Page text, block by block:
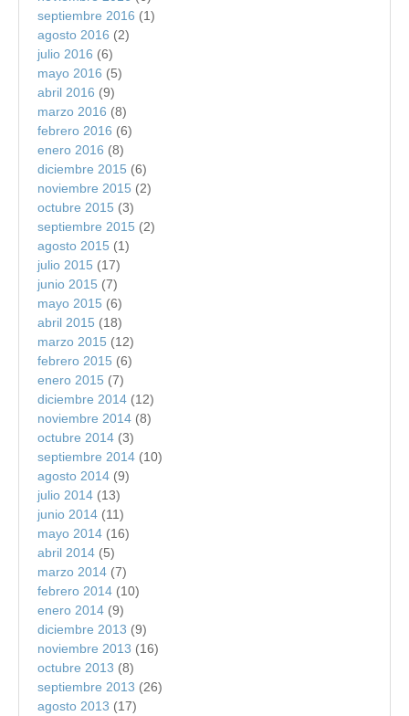
septiembre 2016 (1)
agosto 2016 (2)
julio 2016 (6)
mayo 2016 (5)
abril 2016 (9)
marzo 2016 (8)
febrero 2016 (6)
enero 2016 (8)
diciembre 2015 (6)
noviembre 2015 (2)
octubre 2015 (3)
septiembre 2015 (2)
agosto 2015 (1)
julio 2015 (17)
junio 2015 (7)
mayo 2015 (6)
abril 2015 (18)
marzo 2015 (12)
febrero 2015 (6)
enero 2015 (7)
diciembre 2014 (12)
noviembre 2014 (8)
octubre 2014 (3)
septiembre 2014 (10)
agosto 2014 (9)
julio 2014 (13)
junio 2014 (11)
mayo 2014 (16)
abril 2014 (5)
marzo 2014 (7)
febrero 2014 (10)
enero 2014 (9)
diciembre 2013 (9)
noviembre 2013 (16)
octubre 2013 (8)
septiembre 2013 (26)
agosto 2013 (17)